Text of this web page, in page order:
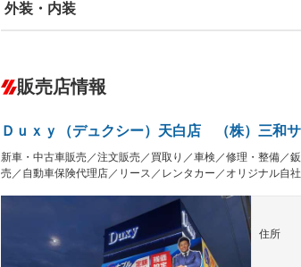
エアバッグ：運転席/助手席/サイド
－ ダウンヒルアシストコントロール
Bluetooth接続 100V電源
－ レンタカーアップ － 展示・試乗車
外装・内装
オーディオ：ミュージックプレイヤー接続可
－
ー
革シート
LEDヘッドランプ － HID(キセノンライト)
ETC2.0 － エアロ
ランフラットタイヤ パワーシート
フルフラットシート － チップアップシート
販売店情報
Ｄｕｘｙ（デュクシー）天白店 （株）三和
新車・中古車販売／注文販売／買取り／車検／修理・整備／
売／自動車保険代理店／リース／レンタカー／オリジナル自
住所